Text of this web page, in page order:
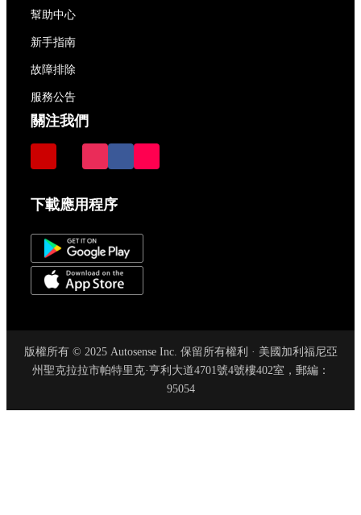
幫助中心
新手指南
故障排除
服務公告
關注我們
下載應用程序
版權所有 © 2025 Autosense Inc. 保留所有權利 · 美國加利福尼亞
州聖克拉拉市帕特里克·亨利大道4701號4號樓402室，郵編：
95054